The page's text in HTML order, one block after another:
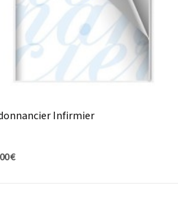
Infirmier
€